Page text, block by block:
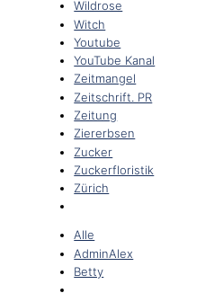
Wildrose
Witch
Youtube
YouTube Kanal
Zeitmangel
Zeitschrift. PR
Zeitung
Ziererbsen
Zucker
Zuckerfloristik
Zürich
Alle
AdminAlex
Betty